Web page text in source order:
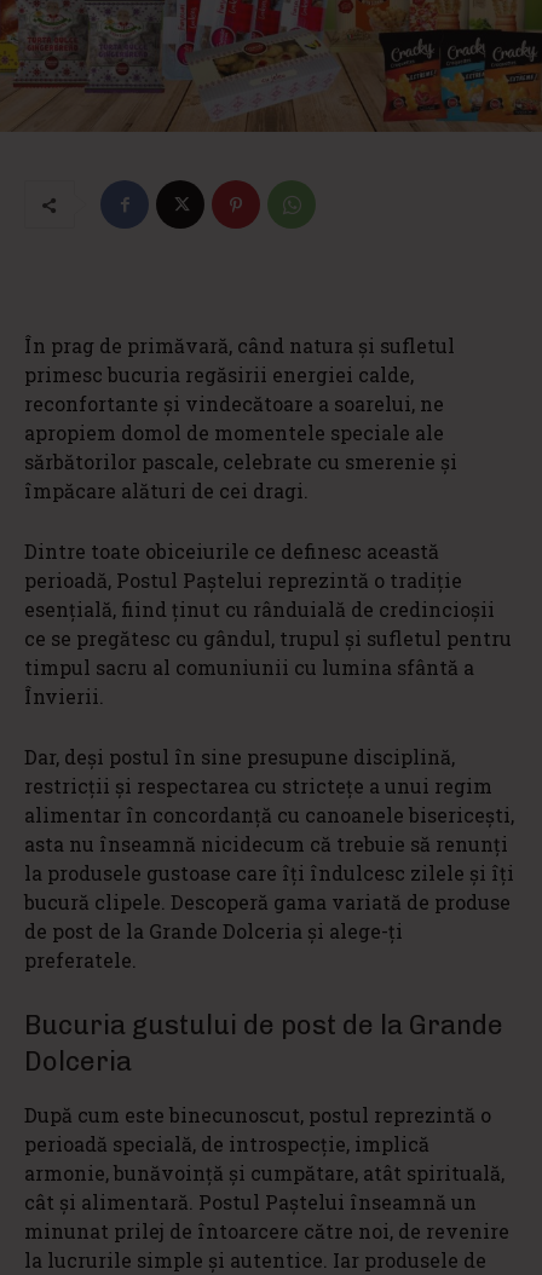
În prag de primăvară, când natura și sufletul
primesc bucuria regăsirii energiei calde,
reconfortante și vindecătoare a soarelui, ne
apropiem domol de momentele speciale ale
sărbătorilor pascale, celebrate cu smerenie și
împăcare alături de cei dragi.
Dintre toate obiceiurile ce definesc această
perioadă, Postul Paștelui reprezintă o tradiție
esențială, fiind ținut cu rânduială de credincioșii
ce se pregătesc cu gândul, trupul și sufletul pentru
timpul sacru al comuniunii cu lumina sfântă a
Învierii.
Dar, deși postul în sine presupune disciplină,
restricții și respectarea cu strictețe a unui regim
alimentar în concordanță cu canoanele bisericești,
asta nu înseamnă nicidecum că trebuie să renunți
la produsele gustoase care îți îndulcesc zilele și îți
bucură clipele. Descoperă gama variată de produse
de post de la Grande Dolceria și alege-ți
preferatele.
Bucuria gustului de post de la Grande
Dolceria
După cum este binecunoscut, postul reprezintă o
perioadă specială, de introspecție, implică
armonie, bunăvoință și cumpătare, atât spirituală,
cât și alimentară. Postul Paștelui înseamnă un
minunat prilej de întoarcere către noi, de revenire
la lucrurile simple și autentice. Iar produsele de